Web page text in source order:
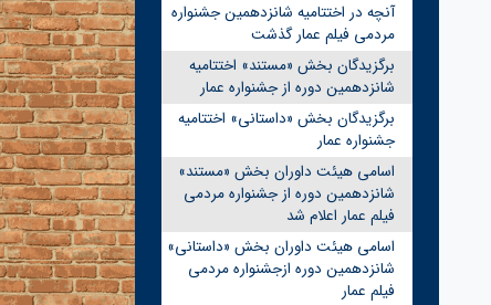
آنچه در اختتامیه شانزدهمین جشنواره
مردمی فیلم عمار گذشت
برگزیدگان بخش «مستند» اختتامیه
شانزدهمین دوره از جشنواره عمار
برگزیدگان بخش «داستانی» اختتامیه
جشنواره عمار
اسامی هیئت داوران بخش «مستند»
شانزدهمین دوره از جشنواره مردمی
فیلم عمار اعلام شد
اسامی هیئت داوران بخش «داستانی»
شانزدهمین دوره ازجشنواره مردمی
فیلم عمار